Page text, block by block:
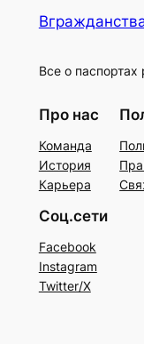
Все о паспортах
Про нас
Команда
История
Карьера
Соц.сети
Facebook
Instagram
Twitter/X